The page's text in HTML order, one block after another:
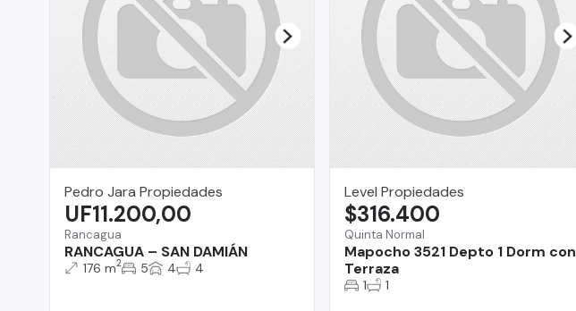
Pedro Jara Propiedades
Rancagua
RANCAGUA – SAN DAMIÁN
UF11.200,00
176 m2 5 4 4
Level Propiedades
Quinta Normal
Mapocho 3521 Depto 1 Dorm con
Terraza
$316.400
1 1